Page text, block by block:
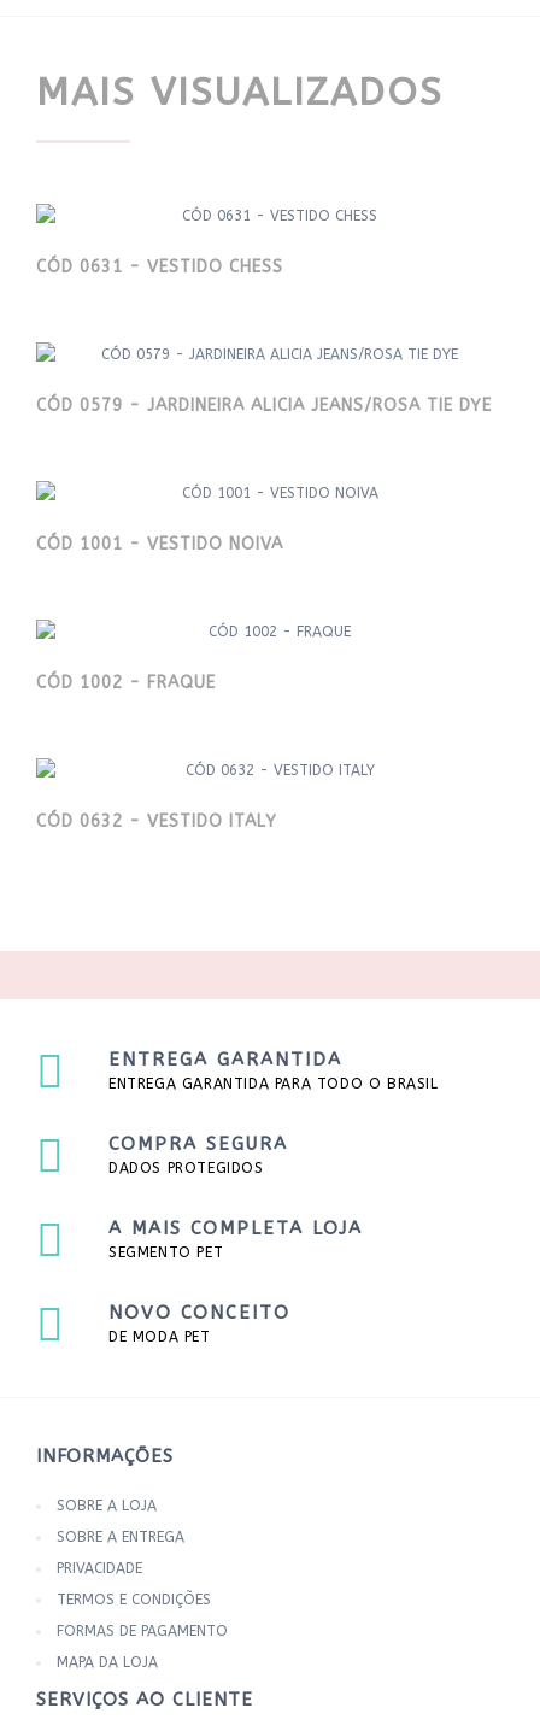
MAIS VISUALIZADOS
CÓD 0631 - VESTIDO CHESS
CÓD 0579 - JARDINEIRA ALICIA JEANS/ROSA TIE DYE
CÓD 1001 - VESTIDO NOIVA
CÓD 1002 - FRAQUE
CÓD 0632 - VESTIDO ITALY
ENTREGA GARANTIDA
ENTREGA GARANTIDA PARA TODO O BRASIL
COMPRA SEGURA
DADOS PROTEGIDOS
A MAIS COMPLETA LOJA
SEGMENTO PET
NOVO CONCEITO
DE MODA PET
INFORMAÇÕES
SOBRE A LOJA
SOBRE A ENTREGA
PRIVACIDADE
TERMOS E CONDIÇÕES
FORMAS DE PAGAMENTO
MAPA DA LOJA
SERVIÇOS AO CLIENTE